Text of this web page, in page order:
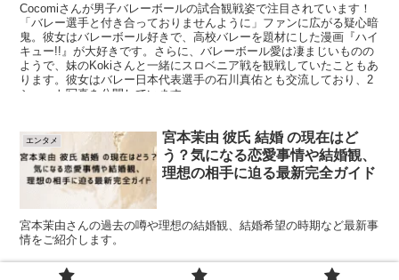
Cocomiさんが男子バレーボールの試合観戦姿で注目されています！
「バレー選手と付き合っておりませんように」ファンに広がる疑心暗
鬼。彼女はバレーボール好きで、高校バレーを題材にした漫画『ハイ
キュー!!』が大好きです。さらに、バレーボール愛は凄まじいものの
ようで、妹のKokiさんと一緒にスロベニア戦を観戦していたこともあ
ります。彼女はバレー日本代表選手の石川真佑とも交流しており、2
ショット写真を公開しています。
エンタメ
宮本茉由 彼氏 結婚 の現在はど
う？気になる恋愛事情や結婚観、
理想の相手に迫る最新完全ガイド
宮本茉由さんの過去の噂や理想の結婚観、結婚希望の時期など最新事
情をご紹介します。